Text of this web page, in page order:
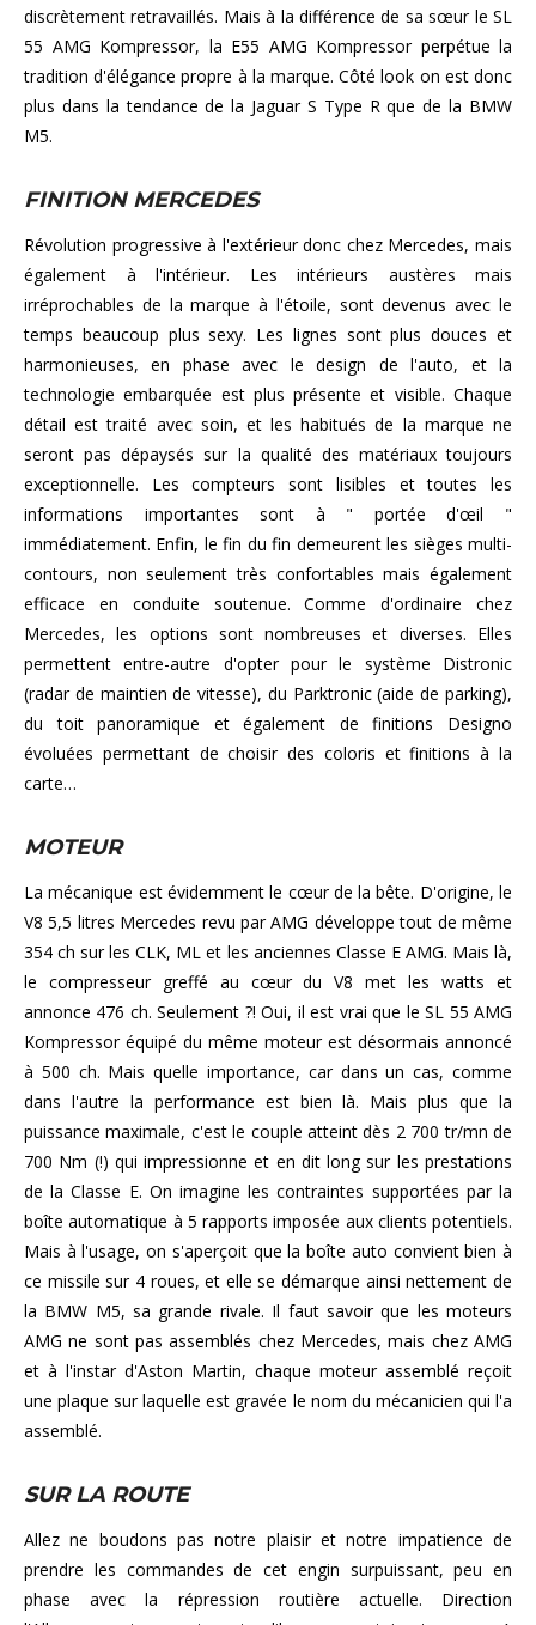
discrètement retravaillés. Mais à la différence de sa sœur le SL
55 AMG Kompressor, la E55 AMG Kompressor perpétue la
tradition d'élégance propre à la marque. Côté look on est donc
plus dans la tendance de la Jaguar S Type R que de la BMW
M5.
FINITION MERCEDES
Révolution progressive à l'extérieur donc chez Mercedes, mais
également à l'intérieur. Les intérieurs austères mais
irréprochables de la marque à l'étoile, sont devenus avec le
temps beaucoup plus sexy. Les lignes sont plus douces et
harmonieuses, en phase avec le design de l'auto, et la
technologie embarquée est plus présente et visible. Chaque
détail est traité avec soin, et les habitués de la marque ne
seront pas dépaysés sur la qualité des matériaux toujours
exceptionnelle. Les compteurs sont lisibles et toutes les
informations importantes sont à " portée d'œil "
immédiatement. Enfin, le fin du fin demeurent les sièges multi-
contours, non seulement très confortables mais également
efficace en conduite soutenue. Comme d'ordinaire chez
Mercedes, les options sont nombreuses et diverses. Elles
permettent entre-autre d'opter pour le système Distronic
(radar de maintien de vitesse), du Parktronic (aide de parking),
du toit panoramique et également de finitions Designo
évoluées permettant de choisir des coloris et finitions à la
carte…
MOTEUR
La mécanique est évidemment le cœur de la bête. D'origine, le
V8 5,5 litres Mercedes revu par AMG développe tout de même
354 ch sur les CLK, ML et les anciennes Classe E AMG. Mais là,
le compresseur greffé au cœur du V8 met les watts et
annonce 476 ch. Seulement ?! Oui, il est vrai que le SL 55 AMG
Kompressor équipé du même moteur est désormais annoncé
à 500 ch. Mais quelle importance, car dans un cas, comme
dans l'autre la performance est bien là. Mais plus que la
puissance maximale, c'est le couple atteint dès 2 700 tr/mn de
700 Nm (!) qui impressionne et en dit long sur les prestations
de la Classe E. On imagine les contraintes supportées par la
boîte automatique à 5 rapports imposée aux clients potentiels.
Mais à l'usage, on s'aperçoit que la boîte auto convient bien à
ce missile sur 4 roues, et elle se démarque ainsi nettement de
la BMW M5, sa grande rivale. Il faut savoir que les moteurs
AMG ne sont pas assemblés chez Mercedes, mais chez AMG
et à l'instar d'Aston Martin, chaque moteur assemblé reçoit
une plaque sur laquelle est gravée le nom du mécanicien qui l'a
assemblé.
SUR LA ROUTE
Allez ne boudons pas notre plaisir et notre impatience de
prendre les commandes de cet engin surpuissant, peu en
phase avec la répression routière actuelle. Direction